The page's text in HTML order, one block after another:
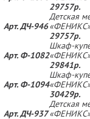
29757р.
Арт. ДЧ-946
Детская
29757р.
Арт. Ф-1082
Шкаф-
29841р.
Арт. Ф-1094
Шкаф-
30429р.
Арт. ДЧ-937
Детская